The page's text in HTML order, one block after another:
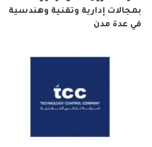
بمجالات إدارية وتقنية وهندسية
في عدة مدن